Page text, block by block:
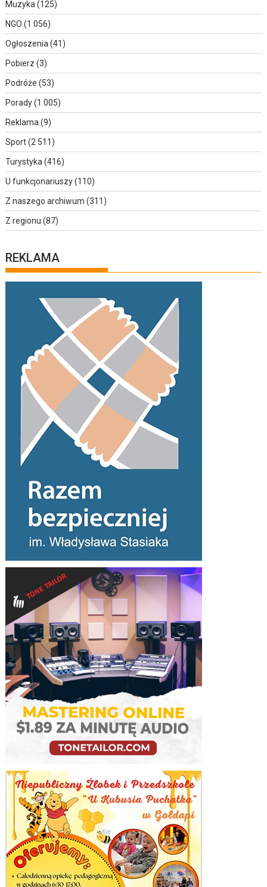
Muzyka(125)
NGO (1 056)
Ogłoszenia(41)
Pobierz (3)
Podróże (53)
Porady(1 005)
Reklama(9)
Sport(2 511)
Turystyka(416)
U funkcjonariuszy(110)
Z naszego archiwum (311)
Z regionu (87)
REKLAMA